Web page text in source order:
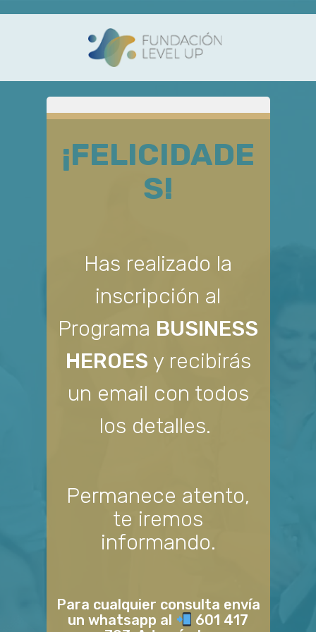
¡FELICIDADE
S!
Has realizado la
inscripción al
Programa BUSINESS
HEROES y recibirás
un email con todos
los detalles.
Permanece atento,
te iremos
informando.
Para cualquier consulta envía
un whatsapp al
601 417